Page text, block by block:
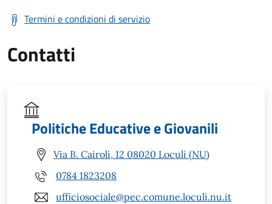
Termini e condizioni di servizio
Contatti
Politiche Educative e Giovanili
Via B. Cairoli, 12 08020 Loculi (NU)
0784 1823208
ufficiosociale@pec.comune.loculi.nu.it